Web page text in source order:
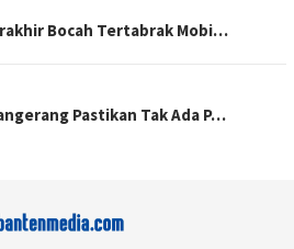
Bocah Tertabrak Mobi…
Pastikan Tak Ada P…